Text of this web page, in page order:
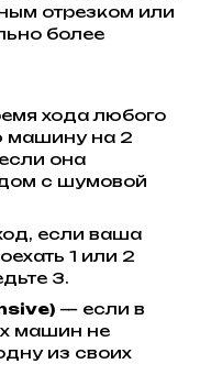
отрезком или
более
хода любого
машину на 2
она
с шумовой
если ваша
1 или 2
3.
— если в
машин не
из своих